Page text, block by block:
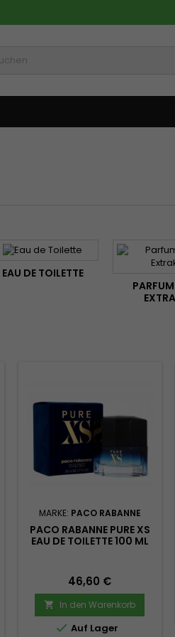
EAU DE TOILETTE
MARKE: PACO RABANNE
PACO RABANNE PURE XS
EAU DE TOILETTE 100 ML
Preis
46,60 €
 In den Warenkorb
 Auf Lager